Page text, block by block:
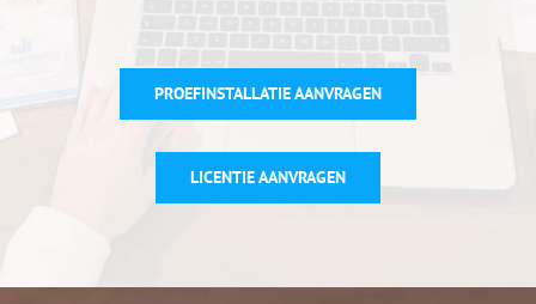
PROEFINSTALLATIE AANVRAGEN
LICENTIE AANVRAGEN